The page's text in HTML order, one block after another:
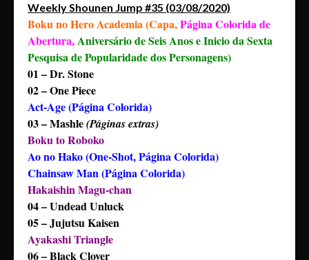
Weekly Shounen Jump #35 (03/08/2020)
Boku no Hero Academia (Capa,Página Colorida de
Abertura,Aniversário de Seis Anos e Inicio da Sexta
Pesquisa de Popularidade dos Personagens)
01 – Dr. Stone
02 – One Piece
Act-Age (Página Colorida)
03 – Mashle(Páginas extras)
Boku to Roboko
Ao no Hako (One-Shot, Página Colorida)
Chainsaw Man (Página Colorida)
Hakaishin Magu-chan
04 – Undead Unluck
05 – Jujutsu Kaisen
Ayakashi Triangle
06 – Black Clover